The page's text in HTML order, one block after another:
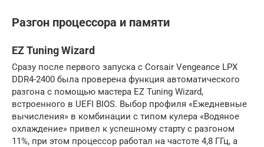
Разгон процессора и памяти
EZ Tuning Wizard
Сразу после первого запуска с Corsair Vengeance LPX
DDR4-2400 была проверена функция автоматического
разгона с помощью мастера EZ Tuning Wizard,
встроенного в UEFI BIOS. Выбор профиля «Ежедневные
вычисления» в комбинации с типом кулера «Водяное
охлаждение» привел к успешному старту с разгоном
11%, при этом процессор работал на частоте 4,8 ГГц, а